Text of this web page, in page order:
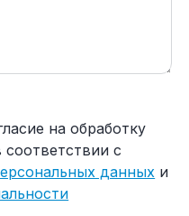
на обработку
с
данных и